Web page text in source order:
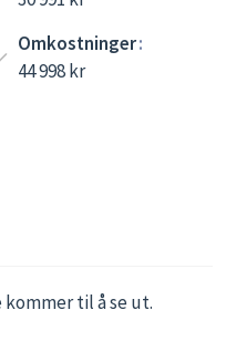
Omkostninger
44 998 kr
kommer til å se ut.